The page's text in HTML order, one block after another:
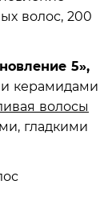
5»,
керамидами
волосы
гладкими